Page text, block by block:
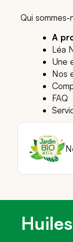
Qui sommes-
A
Léa
Une
Nos
FAQ